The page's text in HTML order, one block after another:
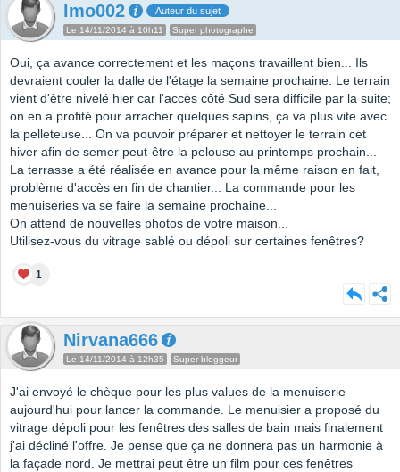
lmo002 Auteur du sujet
Le 14/11/2014 à 10h11 Super photographe
Oui, ça avance correctement et les maçons travaillent bien... Ils
devraient couler la dalle de l'étage la semaine prochaine. Le terrain
vient d'être nivelé hier car l'accès côté Sud sera difficile par la suite;
on en a profité pour arracher quelques sapins, ça va plus vite avec
la pelleteuse... On va pouvoir préparer et nettoyer le terrain cet
hiver afin de semer peut-être la pelouse au printemps prochain...
La terrasse a été réalisée en avance pour la même raison en fait,
problème d'accès en fin de chantier... La commande pour les
menuiseries va se faire la semaine prochaine...
On attend de nouvelles photos de votre maison...
Utilisez-vous du vitrage sablé ou dépoli sur certaines fenêtres?
1
Nirvana666
Le 14/11/2014 à 12h35 Super bloggeur
J'ai envoyé le chèque pour les plus values de la menuiserie
aujourd'hui pour lancer la commande. Le menuisier a proposé du
vitrage dépoli pour les fenêtres des salles de bain mais finalement
j'ai décliné l'offre. Je pense que ça ne donnera pas un harmonie à
la façade nord. Je mettrai peut être un film pour ces fenêtres